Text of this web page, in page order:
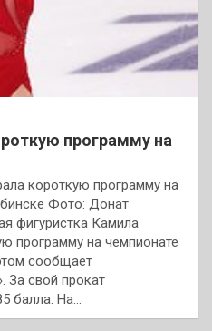
программу на
короткую программу на
Фото: Донат
фигуристка Камила
программу на чемпионате
сообщает
За свой прокат
балла. На…